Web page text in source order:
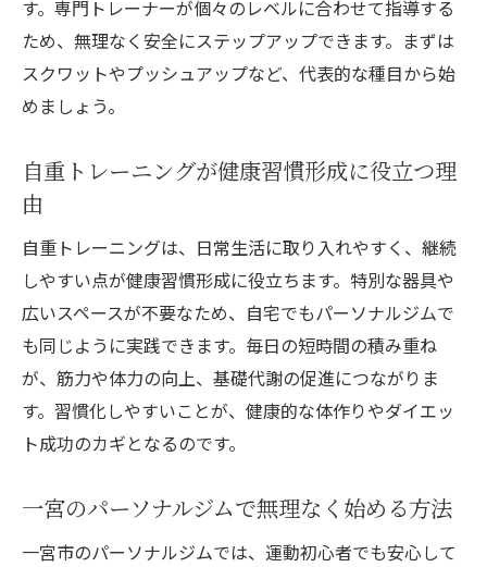
す。専門トレーナーが個々のレベルに合わせて指導する
ため、無理なく安全にステップアップできます。まずは
スクワットやプッシュアップなど、代表的な種目から始
めましょう。
自重トレーニングが健康習慣形成に役立つ理
由
自重トレーニングは、日常生活に取り入れやすく、継続
しやすい点が健康習慣形成に役立ちます。特別な器具や
広いスペースが不要なため、自宅でもパーソナルジムで
も同じように実践できます。毎日の短時間の積み重ね
が、筋力や体力の向上、基礎代謝の促進につながりま
す。習慣化しやすいことが、健康的な体作りやダイエッ
ト成功のカギとなるのです。
一宮のパーソナルジムで無理なく始める方法
一宮市のパーソナルジムでは、運動初心者でも安心して